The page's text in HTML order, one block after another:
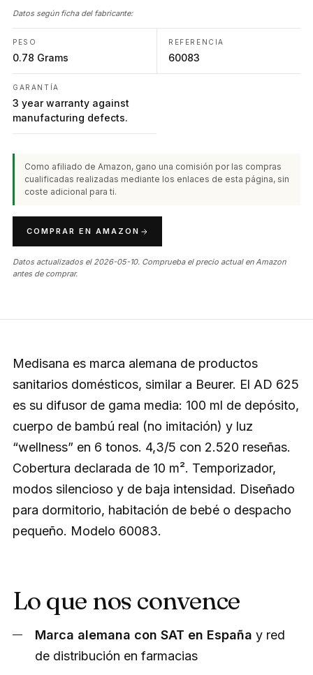
Datos según ficha del fabricante:
PESO
0.78 Grams
REFERENCIA
60083
GARANTÍA
3 year warranty against
manufacturing defects.
Como afiliado de Amazon, gano una comisión por las compras
cualificadas realizadas mediante los enlaces de esta página, sin
coste adicional para ti.
COMPRAR EN AMAZON
Datos actualizados el 2026-05-10. Comprueba el precio actual en Amazon
antes de comprar.
Medisana es marca alemana de productos
sanitarios domésticos, similar a Beurer. El AD 625
es su difusor de gama media: 100 ml de depósito,
cuerpo de bambú real (no imitación) y luz
“wellness” en 6 tonos. 4,3/5 con 2.520 reseñas.
Cobertura declarada de 10 m². Temporizador,
modos silencioso y de baja intensidad. Diseñado
para dormitorio, habitación de bebé o despacho
pequeño. Modelo 60083.
Lo que nos convence
Marca alemana con SAT en España y red
de distribución en farmacias